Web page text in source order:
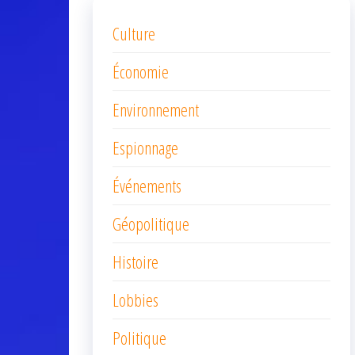
Culture
Économie
Environnement
Espionnage
Événements
Géopolitique
Histoire
Lobbies
Politique